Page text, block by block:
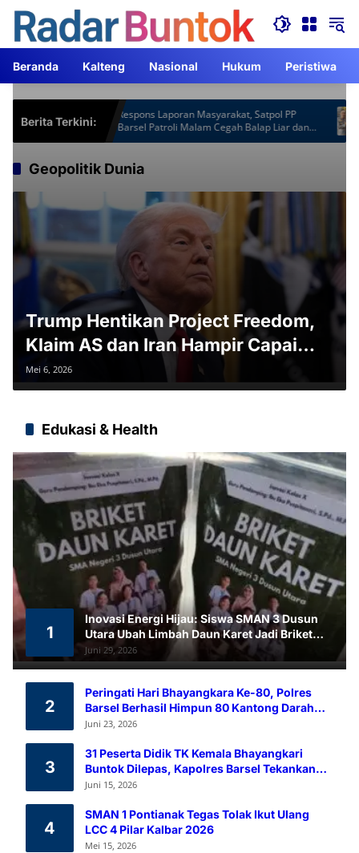
Langsung
konten
Beranda Kalteng Nasional Hukum Peristiwa
Berita Terkini:
Gardu
Respons Laporan Masyarakat, Satpol PP
Barsel Patroli Malam Cegah Balap Liar dan
Knalpot Brong
Geopolitik Dunia
Trump Hentikan Project Freedom,
Klaim AS dan Iran Hampir Capai
Kesepakatan Final
Mei 6, 2026
Edukasi & Health
1
Inovasi Energi Hijau: Siswa SMAN 3 Dusun
Utara Ubah Limbah Daun Karet Jadi Briket
Ramah Lingkungan
Juni 29, 2026
2
Peringati Hari Bhayangkara Ke-80, Polres
Barsel Berhasil Himpun 80 Kantong Darah
Melalui Aksi Donor Darah
Juni 23, 2026
3
31 Peserta Didik TK Kemala Bhayangkari
Buntok Dilepas, Kapolres Barsel Tekankan
Pendidikan Karakter
Juni 15, 2026
4
SMAN 1 Pontianak Tegas Tolak Ikut Ulang
LCC 4 Pilar Kalbar 2026
Mei 15, 2026